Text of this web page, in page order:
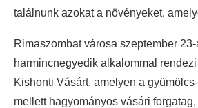
találnunk azokat a növényeket,
Rimaszombat városa szeptember
harmincnegyedik alkalommal
Kishonti Vásárt, amelyen a
mellett hagyományos vásári